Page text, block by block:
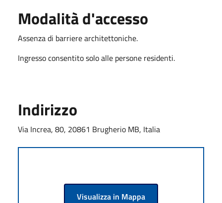
Modalità d'accesso
Assenza di barriere architettoniche.
Ingresso consentito solo alle persone residenti.
Indirizzo
Via Increa, 80, 20861 Brugherio MB, Italia
Visualizza in Mappa